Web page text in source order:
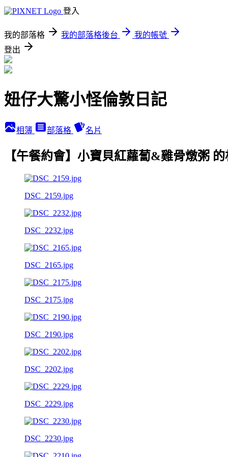
登入
我的部落格 我的部落格後台
我的帳號
登出
妞仔大驚小怪倫敦日記
相簿 部落格 名片
【午餐約會】小寶貝紅蘿蔔&雞骨燉粥
DSC_2159.jpg
DSC_2232.jpg
DSC_2165.jpg
DSC_2175.jpg
DSC_2190.jpg
DSC_2202.jpg
DSC_2229.jpg
DSC_2230.jpg